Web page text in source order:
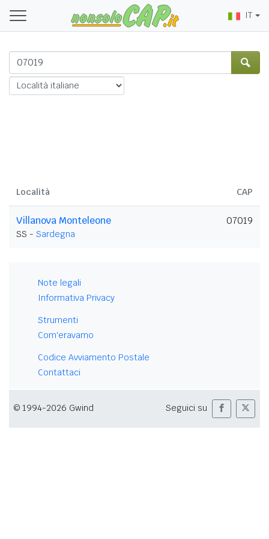
IT
Località CAP
Villanova Monteleone
SS - Sardegna
07019
Note legali
Informativa Privacy
Strumenti
Com'eravamo
Codice Avviamento Postale
Contattaci
© 1994-2026 Gwind Seguici su